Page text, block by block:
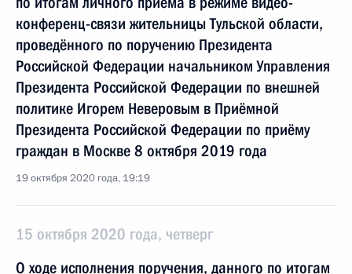
конференц-связи жительницы Тульской области,
проведённого по поручению Президента
Российской Федерации начальником Управления
Президента Российской Федерации по внешней
политике Игорем Неверовым в Приёмной
Президента Российской Федерации по приёму
граждан в Москве 8 октября 2019 года
19 октября 2020 года, 19:19
15 октября 2020 года, четверг
О ходе исполнения поручения, данного по итогам